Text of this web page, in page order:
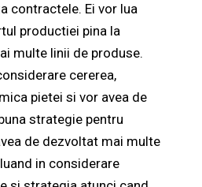
contractele. Ei vor lua
productiei pina la
multe linii de produse.
cererea,
pietei si vor avea de
strategie pentru
de dezvoltat mai multe
in considerare